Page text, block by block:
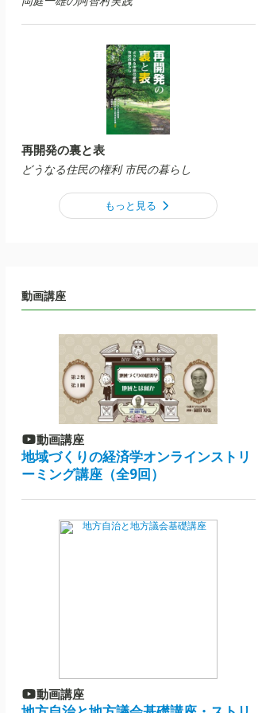
再開発の裏と表
どうなる住民の権利 市民の暮らし
もっと見る
動画講座
動画講座
地域づくりの経済学オンラインストリ
ーミング講座（全9回）
動画講座